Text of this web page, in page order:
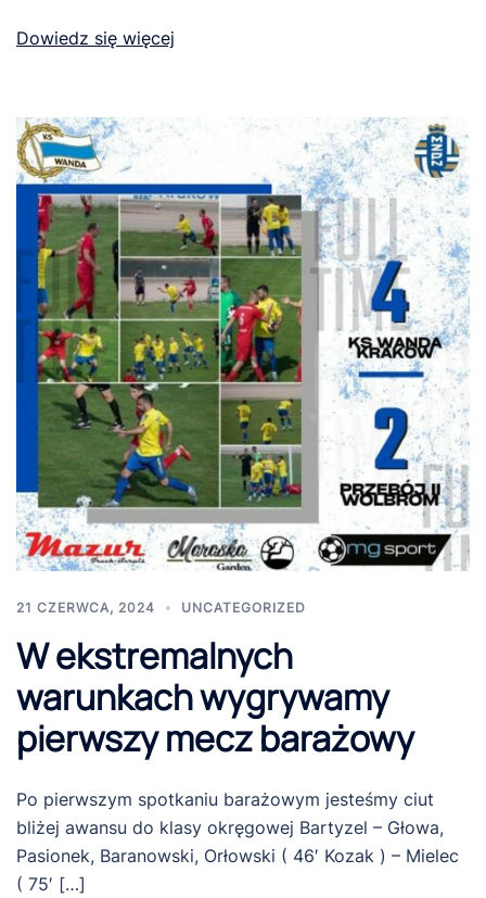
Dowiedz się więcej
21 CZERWCA, 2024 UNCATEGORIZED
W ekstremalnych
warunkach wygrywamy
pierwszy mecz barażowy
Po pierwszym spotkaniu barażowym jesteśmy ciut
bliżej awansu do klasy okręgowej Bartyzel – Głowa,
Pasionek, Baranowski, Orłowski ( 46′ Kozak ) – Mielec
( 75′ […]